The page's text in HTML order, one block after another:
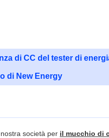
di CC del tester di
di New Energy
società per il mucchio di